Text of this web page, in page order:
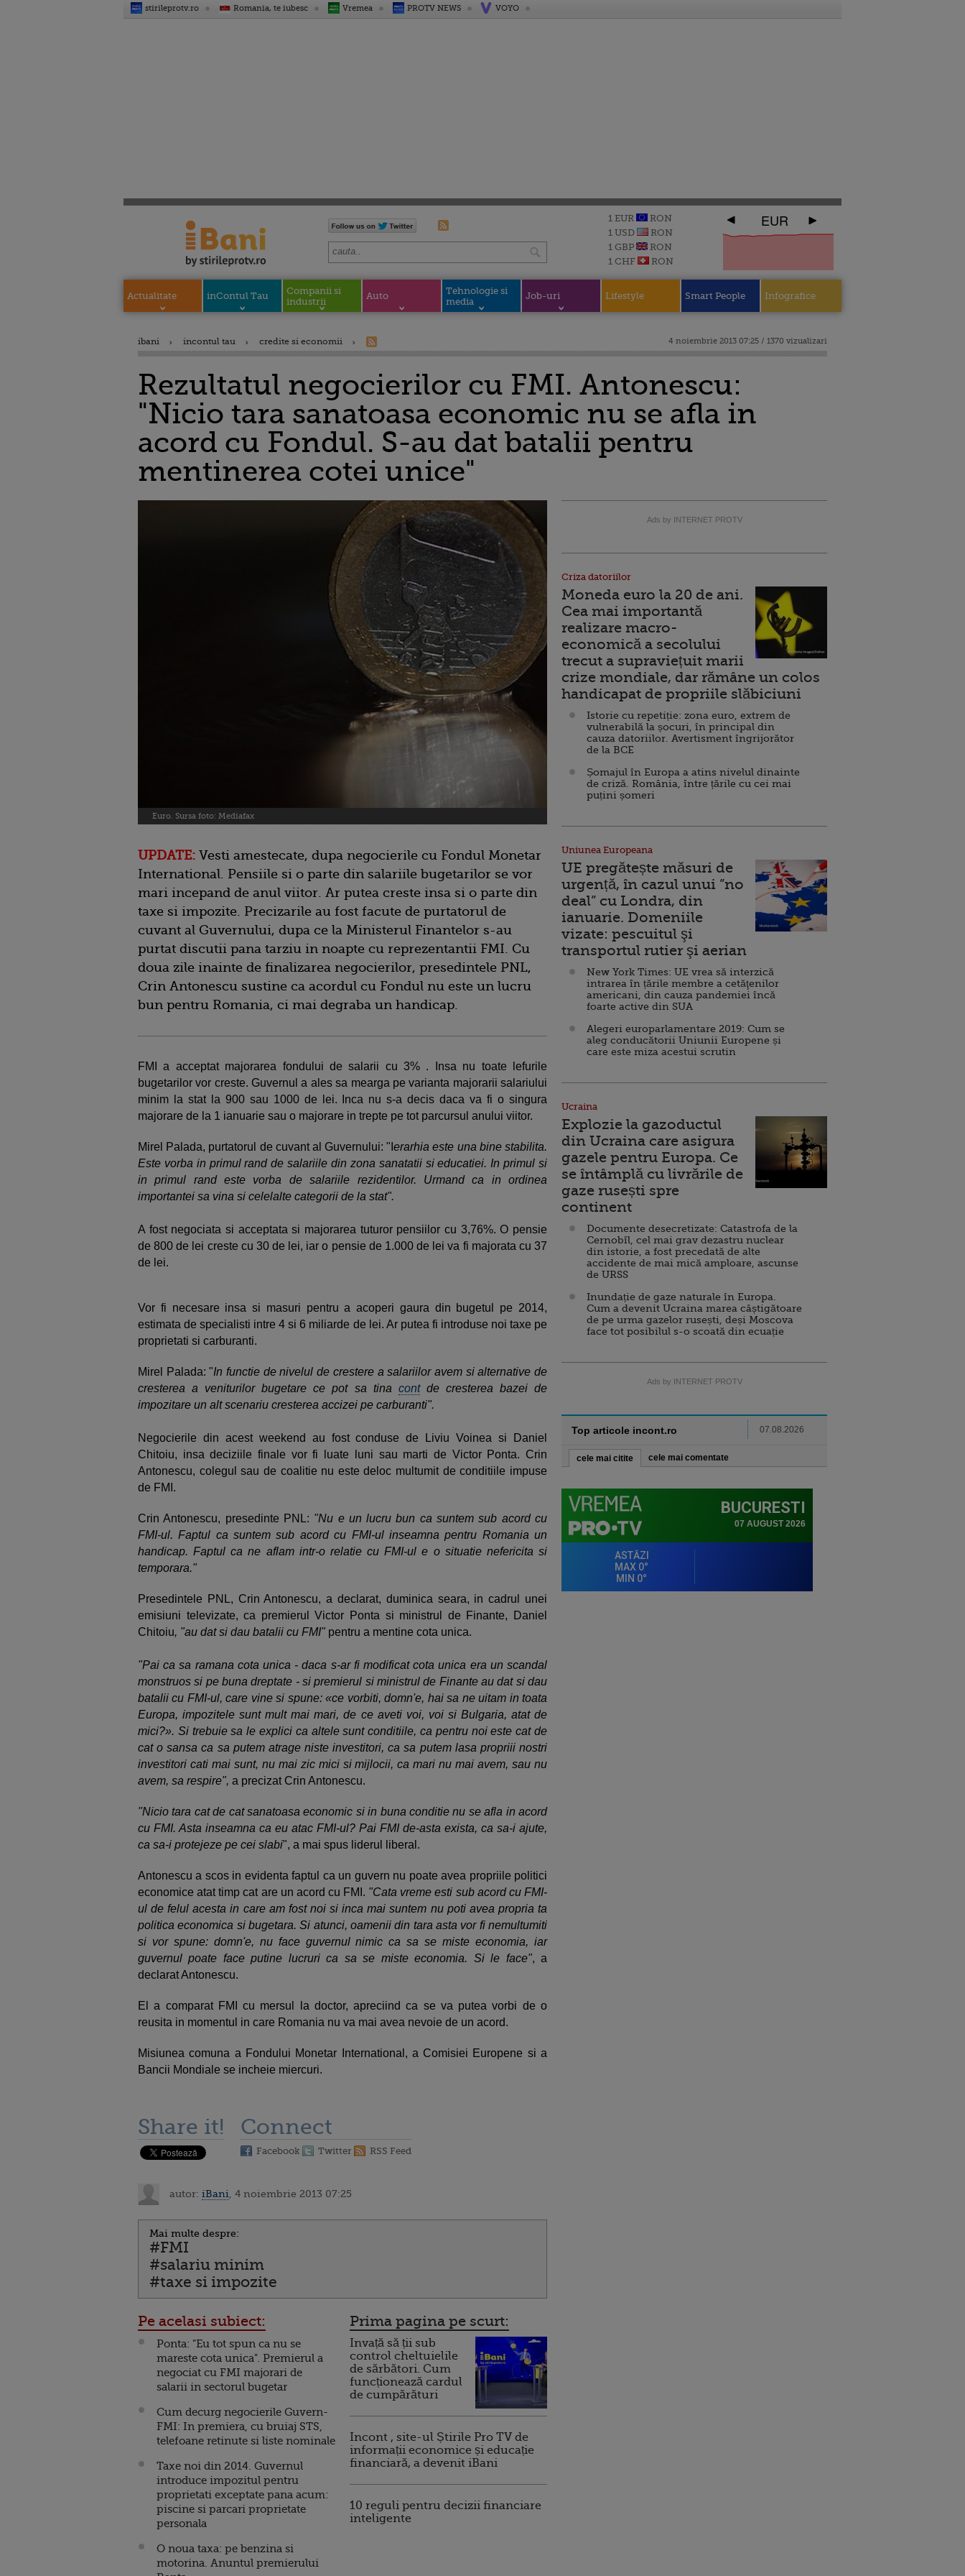
stirileprotv.ro Romania, te iubesc Vremea PROTV NEWS VOYO
1 EUR
RON
1 USD
RON
1 GBP
RON
1 CHF
RON
EUR
Actualitate inContul Tau
Companii si
industrii
Auto
Tehnologie si
media
Job-uri Lifestyle Smart People Infografice
ibani incontul tau credite si economii 4 noiembrie 2013 07:25 / 1370 vizualizari
Rezultatul negocierilor cu FMI. Antonescu:
"Nicio tara sanatoasa economic nu se afla in
acord cu Fondul. S-au dat batalii pentru
mentinerea cotei unice"
Euro. Sursa foto: Mediafax
UPDATE: Vesti amestecate, dupa negocierile cu Fondul Monetar
International. Pensiile si o parte din salariile bugetarilor se vor
mari incepand de anul viitor. Ar putea creste insa si o parte din
taxe si impozite. Precizarile au fost facute de purtatorul de
cuvant al Guvernului, dupa ce la Ministerul Finantelor s-au
purtat discutii pana tarziu in noapte cu reprezentantii FMI. Cu
doua zile inainte de finalizarea negocierilor, presedintele PNL,
Crin Antonescu sustine ca acordul cu Fondul nu este un lucru
bun pentru Romania, ci mai degraba un handicap.
FMI a acceptat majorarea fondului de salarii cu 3% . Insa nu toate lefurile
bugetarilor vor creste. Guvernul a ales sa mearga pe varianta majorarii salariului
minim la stat la 900 sau 1000 de lei. Inca nu s-a decis daca va fi o singura
majorare de la 1 ianuarie sau o majorare in trepte pe tot parcursul anului viitor.
Mirel Palada, purtatorul de cuvant al Guvernului: "Ierarhia este una bine stabilita.
Este vorba in primul rand de salariile din zona sanatatii si educatiei. In primul si
in primul rand este vorba de salariile rezidentilor. Urmand ca in ordinea
importantei sa vina si celelalte categorii de la stat".
A fost negociata si acceptata si majorarea tuturor pensiilor cu 3,76%. O pensie
de 800 de lei creste cu 30 de lei, iar o pensie de 1.000 de lei va fi majorata cu 37
de lei.
Vor fi necesare insa si masuri pentru a acoperi gaura din bugetul pe 2014,
estimata de specialisti intre 4 si 6 miliarde de lei. Ar putea fi introduse noi taxe pe
proprietati si carburanti.
Mirel Palada: "In functie de nivelul de crestere a salariilor avem si alternative de
cresterea a veniturilor bugetare ce pot sa tina contde cresterea bazei de
impozitare un alt scenariu cresterea accizei pe carburanti".
Negocierile din acest weekend au fost conduse de Liviu Voinea si Daniel
Chitoiu, insa deciziile finale vor fi luate luni sau marti de Victor Ponta. Crin
Antonescu, colegul sau de coalitie nu este deloc multumit de conditiile impuse
de FMI.
Crin Antonescu, presedinte PNL: "Nu e un lucru bun ca suntem sub acord cu
FMI-ul. Faptul ca suntem sub acord cu FMI-ul inseamna pentru Romania un
handicap. Faptul ca ne aflam intr-o relatie cu FMI-ul e o situatie nefericita si
temporara."
Presedintele PNL, Crin Antonescu, a declarat, duminica seara, in cadrul unei
emisiuni televizate, ca premierul Victor Ponta si ministrul de Finante, Daniel
Chitoiu, "au dat si dau batalii cu FMI" pentru a mentine cota unica.
"Pai ca sa ramana cota unica - daca s-ar fi modificat cota unica era un scandal
monstruos si pe buna dreptate - si premierul si ministrul de Finante au dat si dau
batalii cu FMI-ul, care vine si spune: «ce vorbiti, domn'e, hai sa ne uitam in toata
Europa, impozitele sunt mult mai mari, de ce aveti voi, voi si Bulgaria, atat de
mici?». Si trebuie sa le explici ca altele sunt conditiile, ca pentru noi este cat de
cat o sansa ca sa putem atrage niste investitori, ca sa putem lasa propriii nostri
investitori cati mai sunt, nu mai zic mici si mijlocii, ca mari nu mai avem, sau nu
avem, sa respire", a precizat Crin Antonescu.
"Nicio tara cat de cat sanatoasa economic si in buna conditie nu se afla in acord
cu FMI. Asta inseamna ca eu atac FMI-ul? Pai FMI de-asta exista, ca sa-i ajute,
ca sa-i protejeze pe cei slabi", a mai spus liderul liberal.
Antonescu a scos in evidenta faptul ca un guvern nu poate avea propriile politici
economice atat timp cat are un acord cu FMI. "Cata vreme esti sub acord cu FMI-
ul de felul acesta in care am fost noi si inca mai suntem nu poti avea propria ta
politica economica si bugetara. Si atunci, oamenii din tara asta vor fi nemultumiti
si vor spune: domn'e, nu face guvernul nimic ca sa se miste economia, iar
guvernul poate face putine lucruri ca sa se miste economia. Si le face", a
declarat Antonescu.
El a comparat FMI cu mersul la doctor, apreciind ca se va putea vorbi de o
reusita in momentul in care Romania nu va mai avea nevoie de un acord.
Misiunea comuna a Fondului Monetar International, a Comisiei Europene si a
Bancii Mondiale se incheie miercuri.
Share it! Connect
Facebook Twitter RSS Feed
autor: iBani , 4 noiembrie 2013 07:25
Mai multe despre:
#FMI
#salariu minim
#taxe si impozite
Pe acelasi subiect:
Ponta: "Eu tot spun ca nu se
mareste cota unica". Premierul a
negociat cu FMI majorari de
salarii in sectorul bugetar
Cum decurg negocierile Guvern-
FMI: In premiera, cu bruiaj STS,
telefoane retinute si liste nominale
Taxe noi din 2014. Guvernul
introduce impozitul pentru
proprietati exceptate pana acum:
piscine si parcari proprietate
personala
O noua taxa: pe benzina si
motorina. Anuntul premierului
Prima pagina pe scurt:
Invață să ții sub
control cheltuielile
de sărbători. Cum
funcționează cardul
de cumpărături
Incont , site-ul Știrile Pro TV de
informații economice și educație
financiară, a devenit iBani
10 reguli pentru decizii financiare
inteligente
Ads by INTERNET PROTV
Criza datoriilor
Moneda euro la 20 de ani.
Cea mai importantă
realizare macro-
economică a secolului
trecut a supraviețuit marii
crize mondiale, dar rămâne un colos
handicapat de propriile slăbiciuni
Istorie cu repetiție: zona euro, extrem de
vulnerabilă la șocuri, în principal din
cauza datoriilor. Avertisment îngrijorător
de la BCE
Șomajul în Europa a atins nivelul dinainte
de criză. România, între țările cu cei mai
puțini șomeri
Uniunea Europeana
UE pregătește măsuri de
urgență, în cazul unui ”no
deal” cu Londra, din
ianuarie. Domeniile
vizate: pescuitul şi
transportul rutier şi aerian
New York Times: UE vrea să interzică
intrarea în țările membre a cetăţenilor
americani, din cauza pandemiei încă
foarte active din SUA
Alegeri europarlamentare 2019: Cum se
aleg conducătorii Uniunii Europene și
care este miza acestui scrutin
Ucraina
Explozie la gazoductul
din Ucraina care asigura
gazele pentru Europa. Ce
se întâmplă cu livrările de
gaze rusești spre
continent
Documente desecretizate: Catastrofa de la
Cernobîl, cel mai grav dezastru nuclear
din istorie, a fost precedată de alte
accidente de mai mică amploare, ascunse
de URSS
Inundație de gaze naturale în Europa.
Cum a devenit Ucraina marea câștigătoare
de pe urma gazelor rusești, deși Moscova
face tot posibilul s-o scoată din ecuație
Ads by INTERNET PROTV
Top articole incont.ro 07.08.2026
cele mai citite cele mai comentate